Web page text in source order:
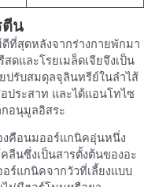
ตีน
ที่สุดหลังจากร่างกายพักมา
ดและโรยเมล็ดเจียจึงเป็น
ปรับสมดุลจุลินทรีย์ในลำไส้
ประสาท และได้แอนโทไซ
กอนุมูลอิสระ
งคือนมออร์แกนิคอุ่นหนึ่ง
ลีนซึ่งเป็นสารตั้งต้นของอะ
ร์แกนิคจากวัวที่เลี้ยงแบบ